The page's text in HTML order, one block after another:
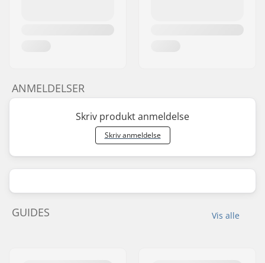
ANMELDELSER
Skriv produkt anmeldelse
Skriv anmeldelse
Vis alle
GUIDES